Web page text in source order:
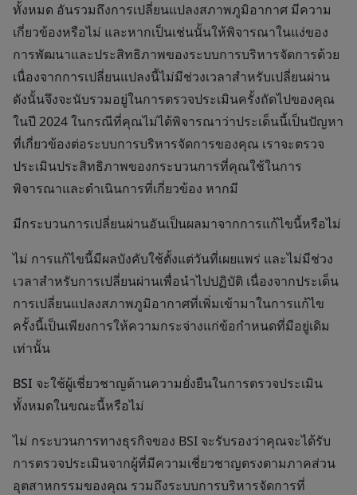
ทั้งหมด อันรวมถึงการเปลี่ยนแปลงสภาพภูมิอากาศ มีความ
เกี่ยวข้องหรือไม่ และหากเป็นเช่นนั้นให้พิจารณาในแง่ของ
การพัฒนาและประสิทธิภาพของระบบการบริหารจัดการด้วย
เนื่องจากการเปลี่ยนแปลงนี้ไม่มีช่วงเวลาสำหรับเปลี่ยนผ่าน
ดังนั้นจึงจะนับรวมอยู่ในการตรวจประเมินครั้งถัดไปของคุณ
ในปี 2024 ในกรณีที่คุณไม่ได้พิจารณาว่าประเด็นนี้เป็นปัญหา
ที่เกี่ยวข้องต่อระบบการบริหารจัดการของคุณ เราจะตรวจ
ประเมินประสิทธิภาพของกระบวนการที่คุณใช้ในการ
พิจารณาและดำเนินการที่เกี่ยวข้อง หากมี
มีกระบวนการเปลี่ยนผ่านอันเป็นผลมาจากการแก้ไขนี้หรือไม่
ไม่ การแก้ไขนี้มีผลบังคับใช้ตั้งแต่วันที่เผยแพร่ และไม่มีช่วง
เวลาสำหรับการเปลี่ยนผ่านเพื่อนำไปปฏิบัติ เนื่องจากประเด็น
การเปลี่ยนแปลงสภาพภูมิอากาศที่เพิ่มเข้ามาในการแก้ไข
ครั้งนี้เป็นเพียงการให้ความกระจ่างแก่ข้อกำหนดที่มีอยู่เดิม
เท่านั้น
BSI จะใช้ผู้เชี่ยวชาญด้านความยั่งยืนในการตรวจประเมิน
ทั้งหมดในขณะนี้หรือไม่
ไม่ กระบวนการทางธุรกิจของ BSI จะรับรองว่าคุณจะได้รับ
การตรวจประเมินจากผู้ที่มีความเชี่ยวชาญตรงตามภาคส่วน
อุตสาหกรรมของคุณ รวมถึงระบบการบริหารจัดการที่